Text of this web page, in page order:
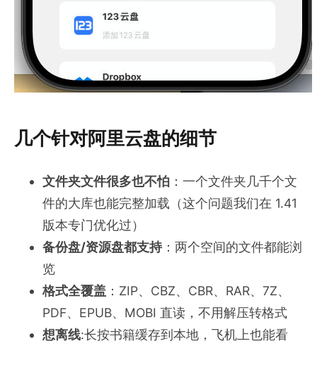
几个针对阿里云盘的细节
文件夹文件很多也不怕 ：一个文件夹几千个文
件的大库也能完整加载（这个问题我们在 1.41
版本专门优化过）
备份盘/资源盘都支持：两个空间的文件都能浏
览
格式全覆盖 ：ZIP、CBZ、CBR、RAR、7Z、
PDF、EPUB、MOBI 直读，不用解压转格式
想离线:长按书籍缓存到本地，飞机上也能看